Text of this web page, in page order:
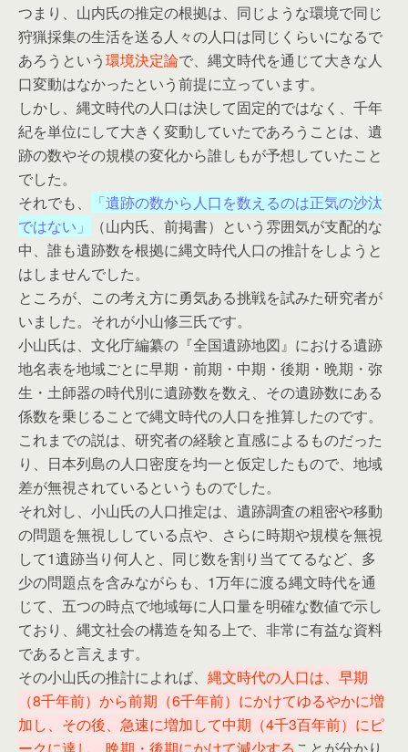
つまり、山内氏の推定の根拠は、同じような環境で同じ
狩猟採集の生活を送る人々の人口は同じくらいになるで
あろうという環境決定論で、縄文時代を通じて大きな人
口変動はなかったという前提に立っています。
しかし、縄文時代の人口は決して固定的ではなく、千年
紀を単位にして大きく変動していたであろうことは、遺
跡の数やその規模の変化から誰しもが予想していたこと
でした。
それでも、
「遺跡の数から人口を数えるのは正気の沙汰
ではない」
（山内氏、前掲書）という雰囲気が支配的な
中、誰も遺跡数を根拠に縄文時代人口の推計をしようと
はしませんでした。
ところが、この考え方に勇気ある挑戦を試みた研究者が
いました。それが小山修三氏です。
小山氏は、文化庁編纂の『全国遺跡地図』における遺跡
地名表を地域ごとに早期・前期・中期・後期・晩期・弥
生・土師器の時代別に遺跡数を数え、その遺跡数にある
係数を乗じることで縄文時代の人口を推算したのです。
これまでの説は、研究者の経験と直感によるものだった
り、日本列島の人口密度を均一と仮定したもので、地域
差が無視されているというものでした。
それ対し、小山氏の人口推定は、遺跡調査の粗密や移動
の問題を無視ししている点や、さらに時期や規模を無視
して1遺跡当り何人と、同じ数を割り当ててるなど、多
少の問題点を含みながらも、1万年に渡る縄文時代を通
じて、五つの時点で地域毎に人口量を明確な数値で示し
ており、縄文社会の構造を知る上で、非常に有益な資料
であると言えます。
その小山氏の推計によれば、 縄文時代の人口は、早期
（8千年前）から前期（6千年前）にかけてゆるやかに増
加し、その後、急速に増加して中期（4千3百年前）にピ